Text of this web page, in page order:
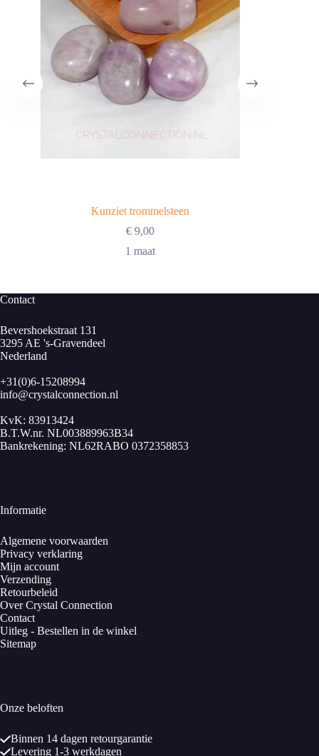
Kunziet trommelsteen
€ 9,00
1 maat
Contact
Bevershoekstraat 131
3295 AE 's-Gravendeel
Nederland
+31(0)6-15208994
info@crystalconnection.nl
KvK: 83913424
B.T.W.nr. NL003889963B34
Bankrekening: NL62RABO 0372358853
Informatie
Algemene voorwaarden
Privacy verklaring
Mijn account
Verzending
Retourbeleid
Over Crystal Connection
Contact
Uitleg - Bestellen in de winkel
Sitemap
Onze beloften
Binnen 14 dagen retourgarantie
Levering 1-3 werkdagen